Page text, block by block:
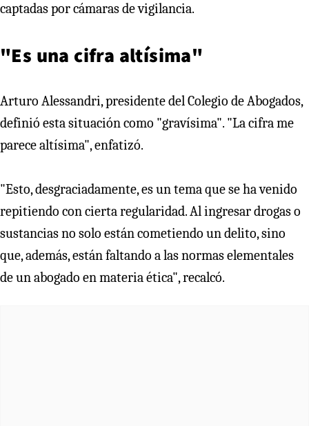
captadas por cámaras de vigilancia.
"Es una cifra altísima"
Arturo Alessandri, presidente del Colegio de Abogados,
definió esta situación como "gravísima". "La cifra me
parece altísima", enfatizó.
"Esto, desgraciadamente, es un tema que se ha venido
repitiendo con cierta regularidad. Al ingresar drogas o
sustancias no solo están cometiendo un delito, sino
que, además, están faltando a las normas elementales
de un abogado en materia ética", recalcó.